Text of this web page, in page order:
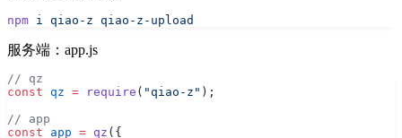
npm i qiao-z qiao-z-upload
服务端：app.js
// qz
const qz = require ( "qiao-z" );
// app
const app = qz ({